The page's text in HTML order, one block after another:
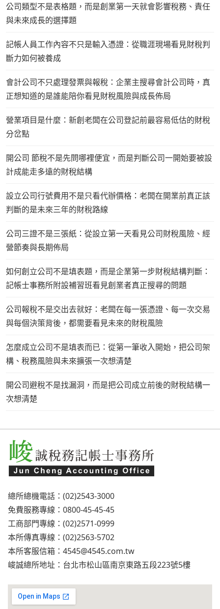
公司類型不是表格題，而是創業第一天就會影響稅務、責任
與未來成長的選擇題
記帳人員工作內容不只是輸入憑證：從職涯現場看見財稅判
斷力如何被養成
會計公司不只處理發票與報稅：企業主搜尋會計公司時，真
正想知道的是誰能陪你看見財稅風險與成長佈局
營業項目是什麼：新創老闆在公司登記前最容易低估的財稅
分岔點
開公司 節稅不是先問哪裡便宜，而是判斷公司一開始要被設
計成能走多遠的財稅結構
設立公司行號費用不是只看代辦價格：老闆在開業前真正該
判斷的是未來三年的財稅路線
公司三證不是三張紙：從設立第一天看見公司財稅風險、經
營節奏與長期佈局
如何創立公司不是填表題，而是企業第一步財稅結構判斷：
記帳士事務所附設補習班看見創業者真正搜尋的問題
公司報稅不是交出去就好：老闆在每一張憑證、每一次交易
與每個決策背後，都需要看見未來的財稅風險
怎麼成立公司不是填表而已：從第一筆收入開始，把公司架
構、稅務風險與未來擴張一次想清楚
開公司避稅不是找漏洞，而是把公司成立前後的財稅結構一
次想清楚
總所總機電話：(02)2543-3000
免費服務專線：0800-45-45-45
工商部門專線：(02)2571-0999
本所傳真專線：(02)2563-5702
本所客服信箱： 4545@4545.com.tw
峻誠總所地址：台北市松山區南京東路五段223號5樓